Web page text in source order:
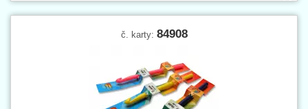
č. karty: 84908